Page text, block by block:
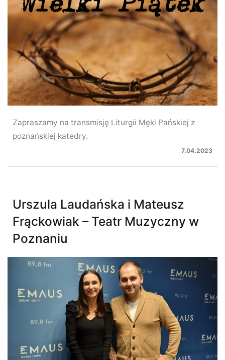
Zapraszamy na transmisję Liturgii Męki Pańskiej z
poznańskiej katedry.
7.04.2023
Urszula Laudańska i Mateusz
Frąckowiak – Teatr Muzyczny w
Poznaniu